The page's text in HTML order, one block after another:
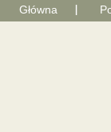
Główna